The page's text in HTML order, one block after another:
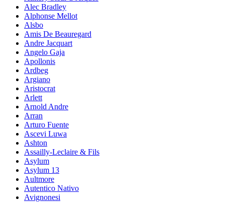
Alec Bradley
Alphonse Mellot
Alsbo
Amis De Beauregard
Andre Jacquart
Angelo Gaja
Apollonis
Ardbeg
Argiano
Aristocrat
Arlett
Arnold Andre
Arran
Arturo Fuente
Ascevi Luwa
Ashton
Assailly-Leclaire & Fils
Asylum
Asylum 13
Aultmore
Autentico Nativo
Avignonesi